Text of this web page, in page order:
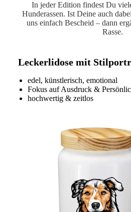
In jeder Edition findest Du
Hunderassen. Ist Deine auch
uns einfach Bescheid – dann
Rasse.
Leckerlidose mit
edel, künstlerisch, emotional
Fokus auf Ausdruck &
hochwertig & zeitlos